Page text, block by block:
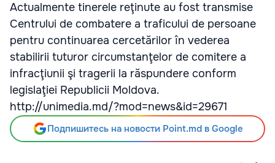
Actualmente tinerele reţinute au fost transmise
Centrului de combatere a traficului de persoane
pentru continuarea cercetărilor în vederea
stabilirii tuturor circumstanţelor de comitere a
infracţiunii şi tragerii la răspundere conform
legislaţiei Republicii Moldova.
http://unimedia.md/?mod=news&id=29671
Подпишитесь на новости Point.md в Google